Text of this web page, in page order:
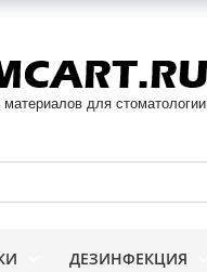
материалов для стоматологии
ДЕЗИНФЕКЦИЯ